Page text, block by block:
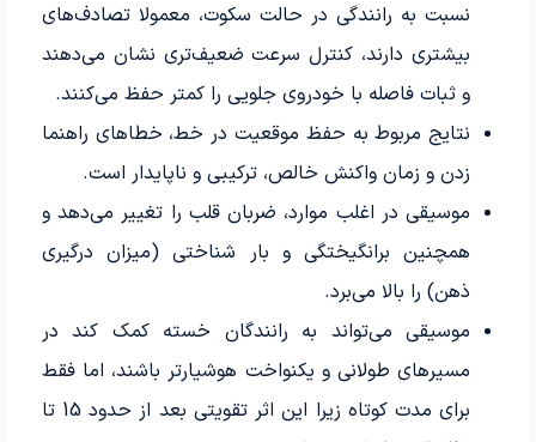
نسبت به رانندگی در حالت سکوت، معمولا تصادف‌های
بیشتری دارند، کنترل سرعت ضعیف‌تری نشان می‌دهند
و ثبات فاصله با خودروی جلویی را کمتر حفظ می‌کنند.
نتایج مربوط به حفظ موقعیت در خط، خطاهای راهنما
زدن و زمان واکنش خالص، ترکیبی و ناپایدار است.
موسیقی در اغلب موارد، ضربان قلب را تغییر می‌دهد و
همچنین برانگیختگی و بار شناختی (میزان درگیری
ذهن) را بالا می‌برد.
موسیقی می‌تواند به رانندگان خسته کمک کند در
مسیرهای طولانی و یکنواخت هوشیارتر باشند، اما فقط
برای مدت کوتاه زیرا این اثر تقویتی بعد از حدود 15 تا